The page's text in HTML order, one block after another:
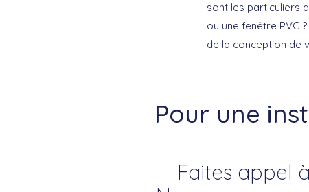
sont les particuliers
ou une fenêtre PVC
de la conception de
Pour une
Faites appel